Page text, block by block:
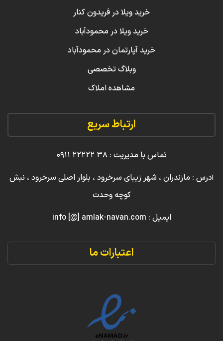
خرید ویلا در فریدون کنار
خرید ویلا در محمودآباد
خرید آپارتمان در محمودآباد
وبلاگ تخصصی
مشاهده املاک
ارتباط سریع
تماس با مدیریت : ۳۸ ۲۲۲۲۲ ۰۹۱۱
آدرس : مازندران ، شهر زیبای سرخرود ، بلوار اصلی سرخرود ، نبش
کوچه وحدت
ایمیل : info [@] amlak-navan.com
اعتبارات ما